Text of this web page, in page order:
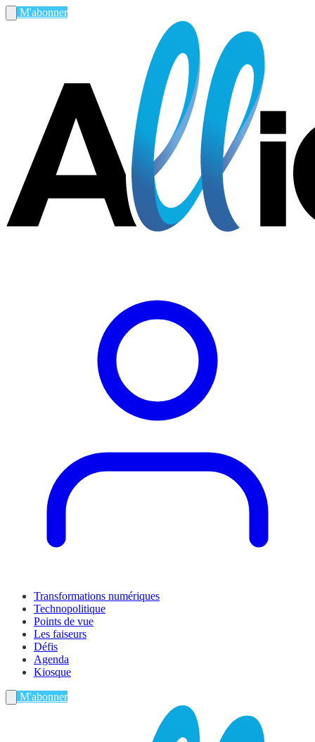
M'abonner
Transformations numériques
Technopolitique
Points de vue
Les faiseurs
Défis
Agenda
Kiosque
M'abonner